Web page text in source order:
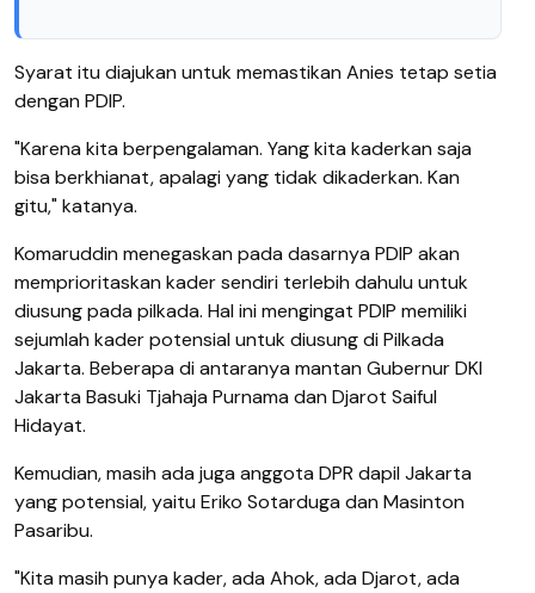
Syarat itu diajukan untuk memastikan Anies tetap setia
dengan PDIP.
"Karena kita berpengalaman. Yang kita kaderkan saja
bisa berkhianat, apalagi yang tidak dikaderkan. Kan
gitu," katanya.
Komaruddin menegaskan pada dasarnya PDIP akan
memprioritaskan kader sendiri terlebih dahulu untuk
diusung pada pilkada. Hal ini mengingat PDIP memiliki
sejumlah kader potensial untuk diusung di Pilkada
Jakarta. Beberapa di antaranya mantan Gubernur DKI
Jakarta Basuki Tjahaja Purnama dan Djarot Saiful
Hidayat.
Kemudian, masih ada juga anggota DPR dapil Jakarta
yang potensial, yaitu Eriko Sotarduga dan Masinton
Pasaribu.
"Kita masih punya kader, ada Ahok, ada Djarot, ada